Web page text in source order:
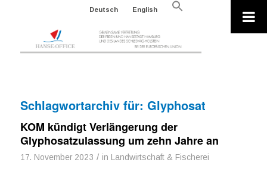
Deutsch English
Search
Schlagwortarchiv für: Glyphosat
KOM kündigt Verlängerung der
Glyphosatzulassung um zehn Jahre an
17. November 2023 / in Landwirtschaft & Fischerei